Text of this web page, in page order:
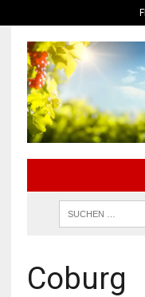
Coburg